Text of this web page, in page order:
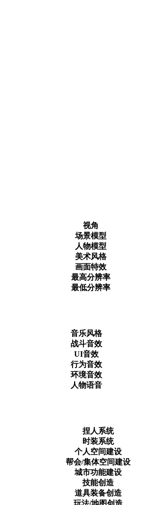
视角
场景模型
人物模型
美术风格
画面特效
最高分辨率
最低分辨率
音乐风格
战斗音效
UI音效
行为音效
环境音效
人物语音
捏人系统
时装系统
个人空间建设
帮会/集体空间建设
城市功能建设
技能创造
道具装备创造
玩法/地图创造